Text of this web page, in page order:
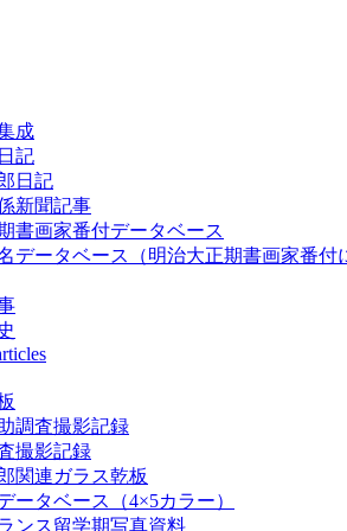
成
記
日記
新聞記事
書画家番付データベース
データベース（明治大正期書画家番付
調査撮影記録
撮影記録
関連ガラス乾板
ータベース（4×5カラー）
ンス留学期写真資料